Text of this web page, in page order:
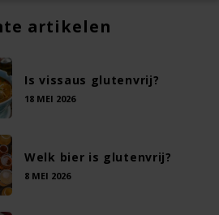
artikelen
Is vissaus glutenvrij?
18 MEI 2026
Welk bier is glutenvrij?
8 MEI 2026